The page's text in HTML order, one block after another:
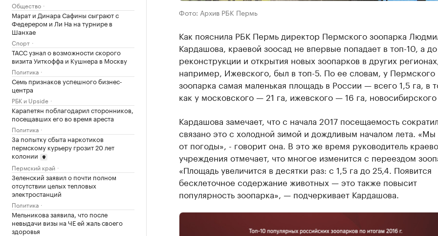
Общество
Марат и Динара Сафины сыграют с
Федерером и Ли На на турнире в
Шанхае
Спорт
ТАСС узнал о возможности скорого
визита Уиткоффа и Кушнера в Москву
Политика
Семь признаков успешного бизнес-
центра
РБК и Upside
Карапетян поблагодарил сторонников,
посещавших его во время ареста
Политика
За попытку сбыта наркотиков
пермскому курьеру грозит 20 лет
колонии
Пермский край
Зеленский заявил о почти полном
отсутствии целых тепловых
электростанций
Политика
Мельникова заявила, что после
невыдачи визы на ЧЕ ей жаль своего
здоровья
Фото: Архив РБК Пермь
Как пояснила РБК Пермь директор Пермского зоопарка
Кардашова, краевой зоосад не впервые попадает в топ-10, а до
реконструкции и открытия новых зоопарков в других регионах,
например, Ижевского, был в топ-5. По ее словам, у Пермского
зоопарка самая маленькая площадь в России — всего 1,5 га, в
как у московского — 21 га, ижевского — 16 га,
Кардашова замечает, что с начала 2017 посещаемость
связано это с холодной зимой и дождливым началом лета. «Мы
от погоды», - говорит она. В это же время руководитель
учреждения отмечает, что многое изменится с переездом
«Площадь увеличится в десятки раз: с 1,5 га до 25,4. Появится
бесклеточное содержание животных — это также повысит
популярность зоопарка», — подчеркивает Кардашова.